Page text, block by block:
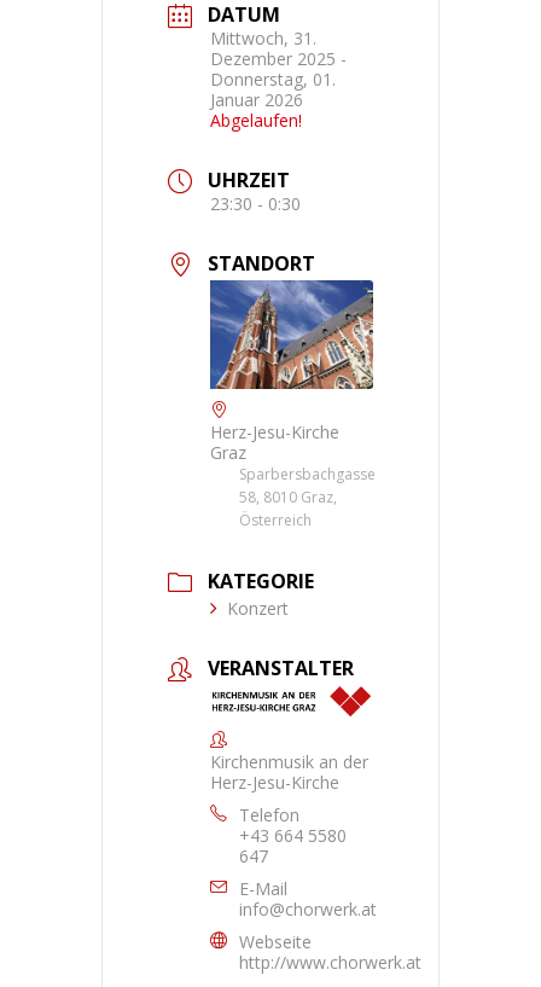
DATUM
Mittwoch, 31.
Dezember 2025 -
Donnerstag, 01.
Januar 2026
Abgelaufen!
UHRZEIT
23:30 - 0:30
STANDORT
Herz-Jesu-Kirche
Graz
Sparbersbachgasse
58, 8010 Graz,
Österreich
KATEGORIE
Konzert
VERANSTALTER
Kirchenmusik an der
Herz-Jesu-Kirche
Telefon
+43 664 5580
647
E-Mail
info@chorwerk.at
Webseite
http://www.chorwerk.at